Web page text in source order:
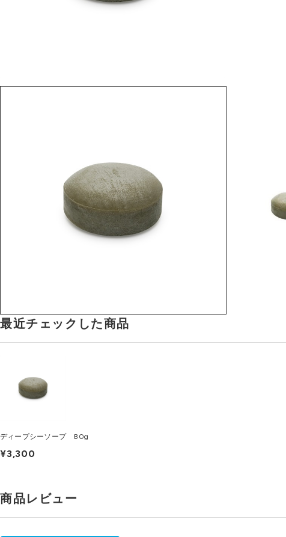
最近チェックした商品
ディープシーソープ 80g
¥3,300
商品レビュー